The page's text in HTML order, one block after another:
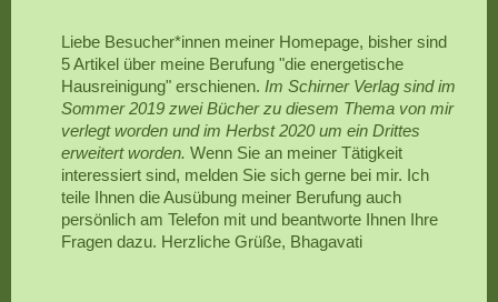
Liebe Besucher*innen meiner Homepage, bisher sind
5 Artikel über meine Berufung "die energetische
Hausreinigung" erschienen. Im Schirner Verlag sind im
Sommer 2019 zwei Bücher zu diesem Thema von mir
verlegt worden und im Herbst 2020 um ein Drittes
erweitert worden. Wenn Sie an meiner Tätigkeit
interessiert sind, melden Sie sich gerne bei mir. Ich
teile Ihnen die Ausübung meiner Berufung auch
persönlich am Telefon mit und beantworte Ihnen Ihre
Fragen dazu. Herzliche Grüße, Bhagavati